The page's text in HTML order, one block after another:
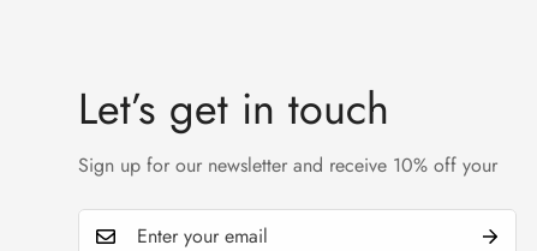
Let’s get in touch
Sign up for our newsletter and receive 10% off your